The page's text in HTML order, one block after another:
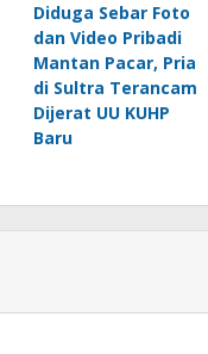
Diduga Sebar Foto
dan Video Pribadi
Mantan Pacar, Pria
di Sultra Terancam
Dijerat UU KUHP
Baru